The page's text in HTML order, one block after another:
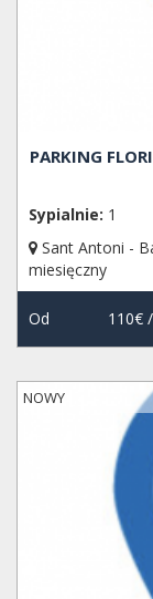
PARKING
Sypialnie: 1
Sant Antoni -
miesięczny
Od 110€/
NOWY